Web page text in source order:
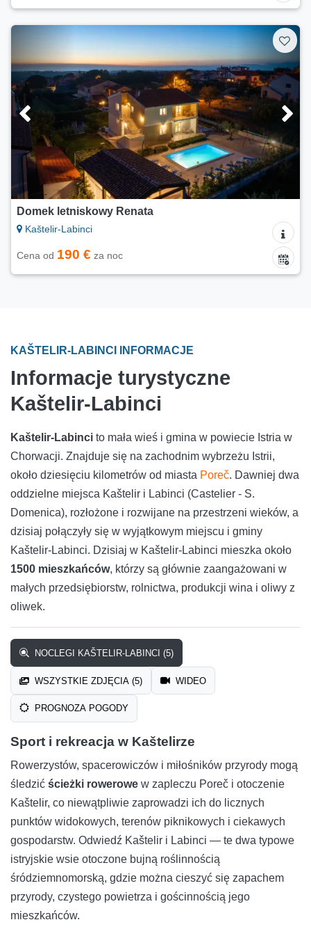
Domek letniskowy Renata
Kaštelir-Labinci
Cena od 190 € za noc
KAŠTELIR-LABINCI INFORMACJE
Informacje turystyczne
Kaštelir-Labinci
Kaštelir-Labinci to mała wieś i gmina w powiecie Istria w
Chorwacji. Znajduje się na zachodnim wybrzeżu Istrii,
około dziesięciu kilometrów od miasta Poreč. Dawniej dwa
oddzielne miejsca Kaštelir i Labinci (Castelier - S.
Domenica), rozłożone i rozwijane na przestrzeni wieków, a
dzisiaj połączyły się w wyjątkowym miejscu i gminy
Kaštelir-Labinci. Dzisiaj w Kaštelir-Labinci mieszka około
1500 mieszkańców, którzy są głównie zaangażowani w
małych przedsiębiorstw, rolnictwa, produkcji wina i oliwy z
oliwek.
NOCLEGI KAŠTELIR-LABINCI (5)
WSZYSTKIE ZDJĘCIA (5) WIDEO
PROGNOZA POGODY
Sport i rekreacja w Kaštelirze
Rowerzystów, spacerowiczów i miłośników przyrody mogą
śledzić ścieżki rowerowe w zapleczu Poreč i otoczenie
Kaštelir, co niewątpliwie zaprowadzi ich do licznych
punktów widokowych, terenów piknikowych i ciekawych
gospodarstw. Odwiedź Kaštelir i Labinci — te dwa typowe
istryjskie wsie otoczone bujną roślinnością
śródziemnomorską, gdzie można cieszyć się zapachem
przyrody, czystego powietrza i gościnnością jego
mieszkańców.